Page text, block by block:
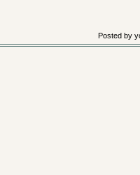
Posted by